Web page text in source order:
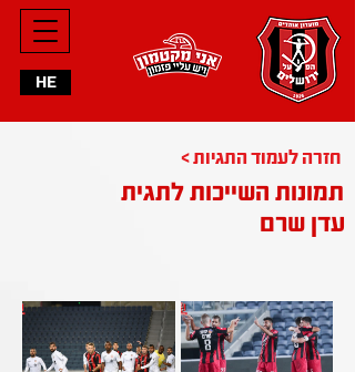
HE
< חזרה לעמוד התגיות
תמונות השייכות לתגית
עדן שרם